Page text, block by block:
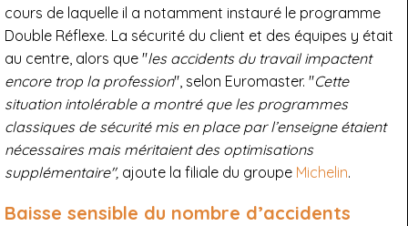
cours de laquelle il a notamment instauré le programme
Double Réflexe. La sécurité du client et des équipes y était
au centre, alors que "les accidents du travail impactent
encore trop la profession", selon Euromaster. "Cette
situation intolérable a montré que les programmes
classiques de sécurité mis en place par l’enseigne étaient
nécessaires mais méritaient des optimisations
supplémentaire", ajoute la filiale du groupe Michelin.
Baisse sensible du nombre d’accidents